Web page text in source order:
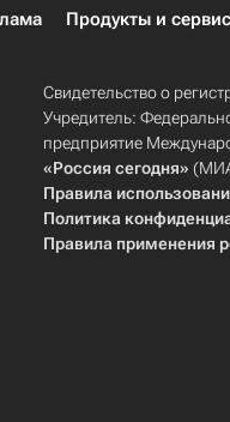
Продукты и
Свидетельство о
Учредитель:
предприятие
«Россия сегодня» (МИА
Правила
Политика
Правила применения